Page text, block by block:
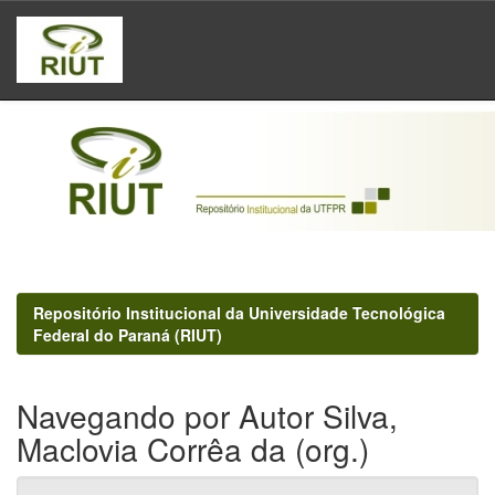
Skip
navigation
Repositório Institucional da Universidade Tecnológica
Federal do Paraná (RIUT)
Navegando por Autor Silva,
Maclovia Corrêa da (org.)